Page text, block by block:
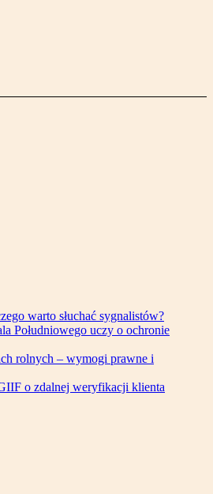
warto słuchać sygnalistów?
Południowego uczy o ochronie
rolnych – wymogi prawne i
o zdalnej weryfikacji klienta